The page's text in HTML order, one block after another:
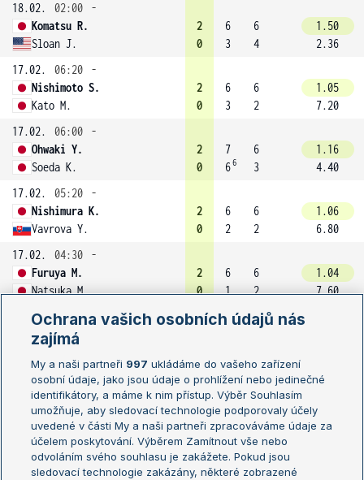
18.02.
02:00
-
Komatsu R.
Sloan J.
2
0
6
3
6
4
1.50
2.36
17.02.
06:20
-
Nishimoto S.
Kato M.
2
0
6
3
6
2
1.05
7.20
17.02.
06:00
-
Ohwaki Y.
Soeda K.
2
0
7
66
6
3
1.16
4.40
17.02.
05:20
-
Nishimura K.
Vavrova Y.
2
0
6
2
6
2
1.06
6.80
17.02.
04:30
-
Furuya M.
Natsuka M.
2
0
6
1
6
2
1.04
7.60
17.02. 04:20 -
Hasegawa M.
Sloan J.
17.02. 03:00 -
Miyamoto A.
Komatsu R.
2
0
6
1
6
1
7.40
16.02. 05:30 -
Wakana R.
Furuya M.
2
1
6
4
3
6
7
61
Ochrana vašich osobních údajů nás
zajímá
My a naši partneři 997 ukládáme do vašeho zařízení
osobní údaje, jako jsou údaje o prohlížení nebo jedinečné
identifikátory, a máme k nim přístup. Výběr Souhlasím
umožňuje, aby sledovací technologie podporovaly účely
uvedené v části My a naši partneři zpracováváme údaje za
účelem poskytování. Výběrem Zamítnout vše nebo
odvoláním svého souhlasu je zakážete. Pokud jsou
sledovací technologie zakázány, některé zobrazené